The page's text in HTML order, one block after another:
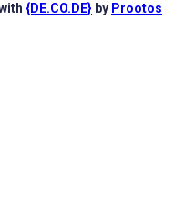
{DE.CO.DE} by Prootos